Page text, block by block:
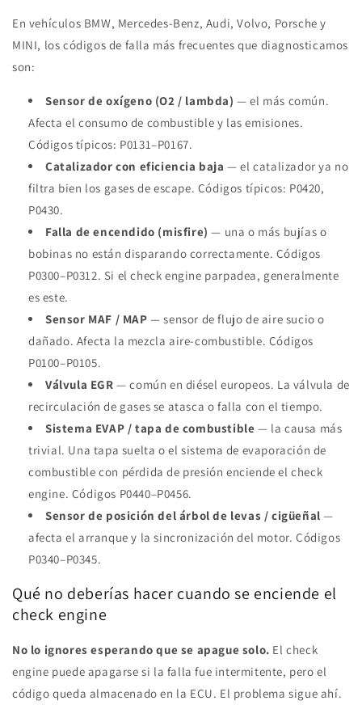
En vehículos BMW, Mercedes-Benz, Audi, Volvo, Porsche y
MINI, los códigos de falla más frecuentes que diagnosticamos
son:
Sensor de oxígeno (O2 / lambda) — el más común.
Afecta el consumo de combustible y las emisiones.
Códigos típicos: P0131–P0167.
Catalizador con eficiencia baja — el catalizador ya no
filtra bien los gases de escape. Códigos típicos: P0420,
P0430.
Falla de encendido (misfire) — una o más bujías o
bobinas no están disparando correctamente. Códigos
P0300–P0312. Si el check engine parpadea, generalmente
es este.
Sensor MAF / MAP — sensor de flujo de aire sucio o
dañado. Afecta la mezcla aire-combustible. Códigos
P0100–P0105.
Válvula EGR — común en diésel europeos. La válvula de
recirculación de gases se atasca o falla con el tiempo.
Sistema EVAP / tapa de combustible — la causa más
trivial. Una tapa suelta o el sistema de evaporación de
combustible con pérdida de presión enciende el check
engine. Códigos P0440–P0456.
Sensor de posición del árbol de levas / cigüeñal —
afecta el arranque y la sincronización del motor. Códigos
P0340–P0345.
Qué no deberías hacer cuando se enciende el
check engine
No lo ignores esperando que se apague solo. El check
engine puede apagarse si la falla fue intermitente, pero el
código queda almacenado en la ECU. El problema sigue ahí.